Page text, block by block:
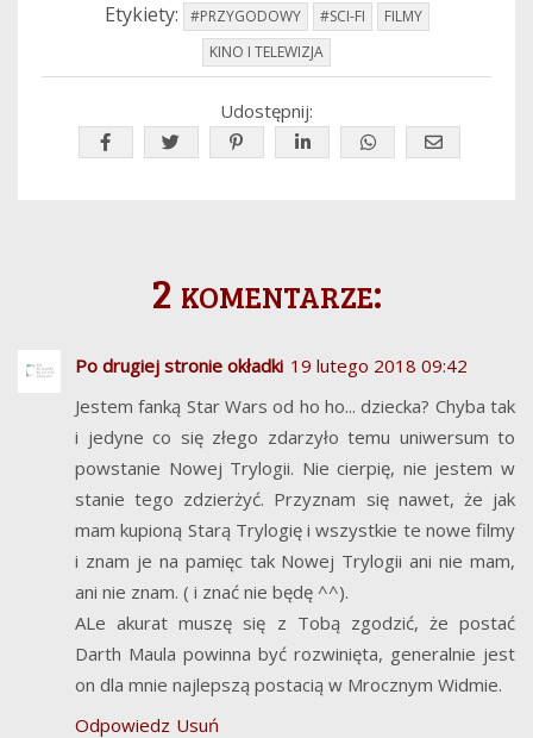
Etykiety: #PRZYGODOWY #SCI-FI
FILMY
KINO I TELEWIZJA
Udostępnij:
2 komentarze:
Po drugiej stronie okładki 19 lutego 2018 09:42
Jestem fanką Star Wars od ho ho... dziecka? Chyba tak
i jedyne co się złego zdarzyło temu uniwersum to
powstanie Nowej Trylogii. Nie cierpię, nie jestem w
stanie tego zdzierżyć. Przyznam się nawet, że jak
mam kupioną Starą Trylogię i wszystkie te nowe filmy
i znam je na pamięc tak Nowej Trylogii ani nie mam,
ani nie znam. ( i znać nie będę ^^).
ALe akurat muszę się z Tobą zgodzić, że postać
Darth Maula powinna być rozwinięta, generalnie jest
on dla mnie najlepszą postacią w Mrocznym Widmie.
Odpowiedz Usuń